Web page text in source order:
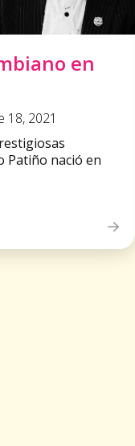
en
18, 2021
Patiño nació en